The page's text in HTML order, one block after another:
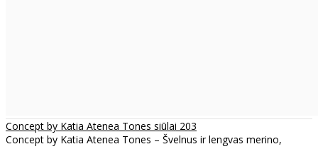
Concept by Katia Atenea Tones siūlai 203
Concept by Katia Atenea Tones – Švelnus ir lengvas merino,